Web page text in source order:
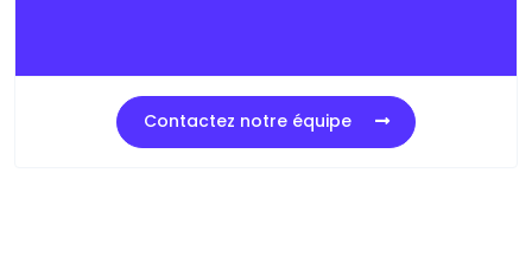
Contactez notre équipe